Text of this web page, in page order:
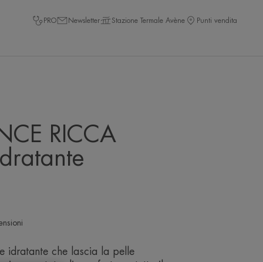
PRO Newsletter Stazione Termale Avène Punti vendita
RICCA
idratante che lascia la pelle